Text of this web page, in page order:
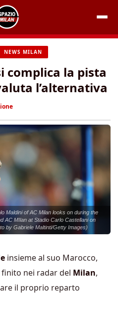
NEWS MILAN
complica la pista
l’alternativa
Maldini of AC Milan looks on during the
AC MIlan at Stadio Carlo Castellani on
by Gabriele Maltinti/Getty Images)
insieme al suo Marocco,
nei radar del Milan,
il proprio reparto